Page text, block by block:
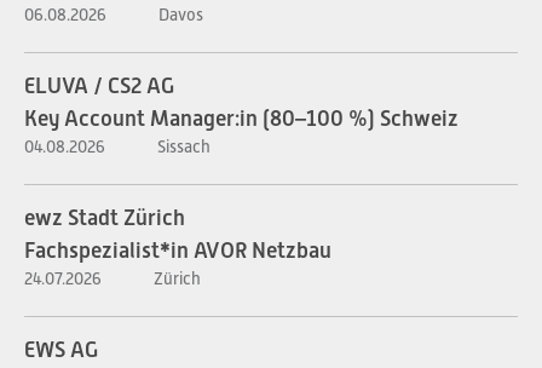
06.08.2026 Davos
ELUVA / CS2 AG
Key Account Manager:in (80–100 %) Schweiz
04.08.2026 Sissach
ewz Stadt Zürich
Fachspezialist*in AVOR Netzbau
24.07.2026 Zürich
EWS AG